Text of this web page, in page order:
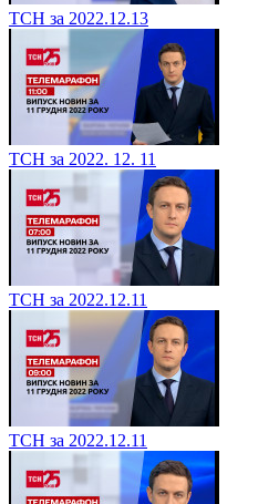
ТСН за 2022.12.13
ТСН за 2022. 12. 11
ТСН за 2022.12.11
ТСН за 2022.12.11